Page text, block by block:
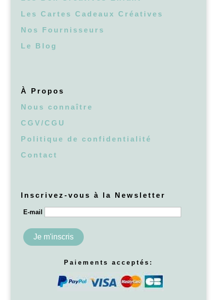
Les Cartes Cadeaux Créatives
Nos Fournisseurs
Le Blog
À Propos
Nous connaître
CGV/CGU
Politique de confidentialité
Contact
Inscrivez-vous à la Newsletter
E-mail
Paiements acceptés: